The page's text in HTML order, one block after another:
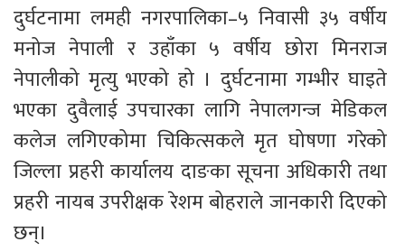
दुर्घटनामा लमही नगरपालिका–५ निवासी ३५ वर्षीय
मनोज नेपाली र उहाँका ५ वर्षीय छोरा मिनराज
नेपालीको मृत्यु भएको हो । दुर्घटनामा‌ गम्भीर घाइते
भएका दुवैलाई उपचारका लागि नेपालगन्ज मेडिकल
कलेज लगिएकोमा चिकित्सकले मृत घोषणा गरेको
जिल्ला प्रहरी कार्यालय दाङका सूचना अधिकारी तथा
प्रहरी नायब उपरीक्षक रेशम बोहराले जानकारी दिएको
छन्।